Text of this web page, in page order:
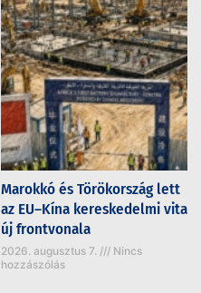
Marokkó és Törökország lett
az EU–Kína kereskedelmi vita
új frontvonala
2026. augusztus 7.
Nincs
hozzászólás